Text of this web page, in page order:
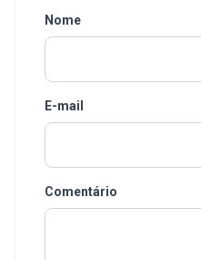
Nome
E-mail
Comentário